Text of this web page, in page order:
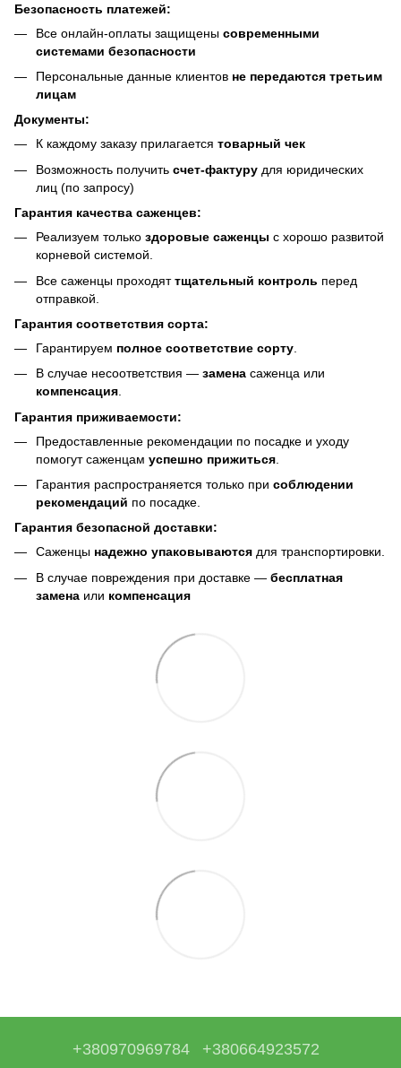
Безопасность платежей:
Все онлайн-оплаты защищены современными
системами безопасности
Персональные данные клиентов не передаются третьим
лицам
Документы:
К каждому заказу прилагается товарный чек
Возможность получить счет-фактуру для юридических
лиц (по запросу)
Гарантия качества саженцев:
Реализуем только здоровые саженцы с хорошо развитой
корневой системой.
Все саженцы проходяттщательный контроль перед
отправкой.
Гарантия соответствия сорта:
Гарантируем полное соответствие сорту
В случае несоответствия — замена саженца или
компенсация.
Гарантия приживаемости:
Предоставленные рекомендации по посадке и уходу
помогут саженцам успешно прижиться
Гарантия распространяется только при соблюдении
рекомендаций по посадке.
Гарантия безопасной доставки:
Саженцы надежно упаковываются для транспортировки.
В случае повреждения при доставке — бесплатная
замена или компенсация
+380970969784 +380664923572